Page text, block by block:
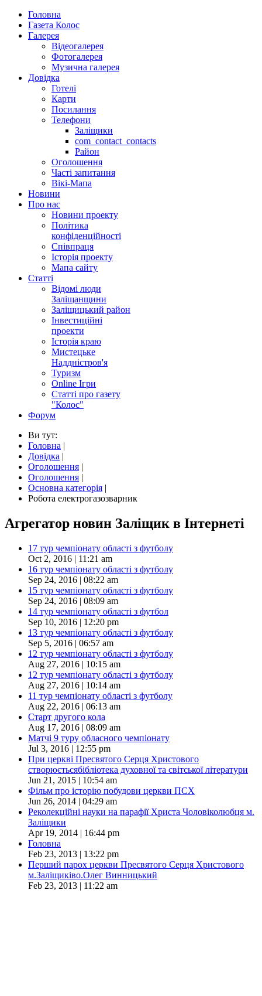
Головна
Газета Колос
Галерея
Відеогалерея
Фотогалерея
Музична галерея
Довідка
Готелі
Карти
Посилання
Телефони
Заліщики
com_contact_contacts
Район
Оголошення
Часті запитання
Вікі-Мапа
Новини
Про нас
Новини проекту
Політика
конфіденційності
Співпраця
Історія проекту
Мапа сайту
Статті
Відомі люди
Заліщанщини
Заліщицький район
Інвестиційні
проекти
Історія краю
Мистецьке
Наддністров'я
Туризм
Online Ігри
Статті про газету
"Колос"
Форум
Ви тут:
Головна |
Довідка |
Оголошення |
Оголошення |
Основна категорія |
Робота електрогазозварник
Агрегатор новин Заліщик в Інтернеті
17 тур чемпіонату області з футболу
Oct 2, 2016 | 11:21 am
16 тур чемпіонату області з футболу
Sep 24, 2016 | 08:22 am
15 тур чемпіонату області з футболу
Sep 24, 2016 | 08:09 am
14 тур чемпіонату області з футбол
Sep 10, 2016 | 12:20 pm
13 тур чемпіонату області з футболу
Sep 5, 2016 | 06:57 am
12 тур чемпіонату області з футболу
Aug 27, 2016 | 10:15 am
12 тур чемпіонату області з футболу
Aug 27, 2016 | 10:14 am
11 тур чемпіонату області з футболу
Aug 22, 2016 | 06:13 am
Старт другого кола
Aug 17, 2016 | 08:09 am
Матчі 9 туру обласного чемпіонату
Jul 3, 2016 | 12:55 pm
При церкві Пресвятого Серця Христового
створюєтьсябібліотека духовної та світської літератури
Jun 21, 2015 | 10:54 am
Фільм про історію побудови церкви ПСХ
Jun 26, 2014 | 04:29 am
Реколекційні науки на парафії Христа Чоловіколюбця м.
Заліщики
Apr 19, 2014 | 16:44 pm
Головна
Feb 23, 2013 | 13:22 pm
Перший парох церкви Пресвятого Серця Христового
м.Заліщиківо.Олег Винницький
Feb 23, 2013 | 11:22 am